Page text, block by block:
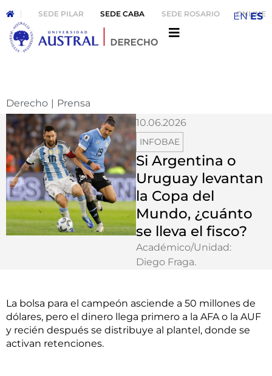
SEDE PILAR SEDE CABA SEDE ROSARIO ONLINE
Derecho | Prensa
10.06.2026
INFOBAE
Si Argentina o
Uruguay levantan
la Copa del
Mundo, ¿cuánto
se lleva el fisco?
Académico/Unidad:
Diego Fraga.
La bolsa para el campeón asciende a 50 millones de
dólares, pero el dinero llega primero a la AFA o la AUF
y recién después se distribuye al plantel, donde se
activan retenciones.
EN ES